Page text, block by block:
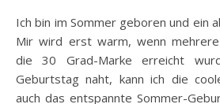
Ich bin im Sommer geboren und ein
Mir wird erst warm, wenn
die 30 Grad-Marke erreicht
Geburtstag naht, kann ich die
auch das entspannte Sommer-